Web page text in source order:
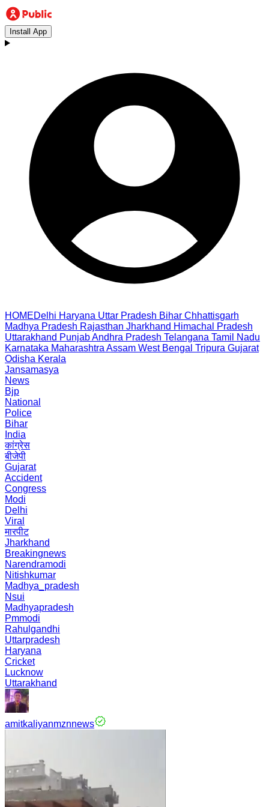
Install App
HOMEDelhi Haryana Uttar Pradesh Bihar Chhattisgarh
Madhya Pradesh Rajasthan Jharkhand Himachal Pradesh
Uttarakhand PunjabAndhra Pradesh Telangana Tamil Nadu
Karnataka Maharashtra Assam West Bengal Tripura Gujarat
Odisha Kerala
Jansamasya
News
Bjp
National
Police
Bihar
India
कांग्रेस
बीजेपी
Gujarat
Accident
Congress
Modi
Delhi
Viral
मारपीट
Jharkhand
Breakingnews
Narendramodi
Nitishkumar
Madhya_pradesh
Nsui
Madhyapradesh
Pmmodi
Rahulgandhi
Uttarpradesh
Haryana
Cricket
Lucknow
Uttarakhand
amitkaliyanmznnews